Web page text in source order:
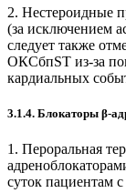
2. Нестероидные
(за исключением
следует также
ОКСбпST из-за
кардиальных
3.1.4. Блокаторы β-
1. Пероральная
суток пациентам